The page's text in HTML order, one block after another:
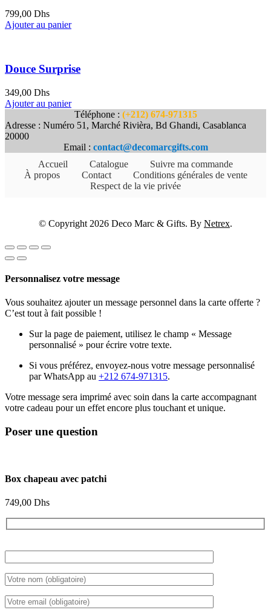
799,00 Dhs
Ajouter au panier
Douce Surprise
349,00 Dhs
Ajouter au panier
Téléphone : (+212) 674-971315
Adresse : Numéro 51, Marché Rivièra, Bd Ghandi, Casablanca
20000
Email : contact@decomarcgifts.com
Accueil
Catalogue
Suivre ma commande
À propos
Contact
Conditions générales de vente
Respect de la vie privée
© Copyright 2026 Deco Marc & Gifts. By Netrex.
Personnalisez votre message
Vous souhaitez ajouter un message personnel dans la carte offerte ?
C’est tout à fait possible !
Sur la page de paiement, utilisez le champ « Message
personnalisé » pour écrire votre texte.
Si vous préférez, envoyez-nous votre message personnalisé
par WhatsApp au +212 674-971315.
Votre message sera imprimé avec soin dans la carte accompagnant
votre cadeau pour un effet encore plus touchant et unique.
Poser une question
Box chapeau avec patchi
749,00 Dhs